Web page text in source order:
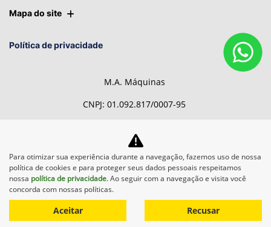
Mapa do site
Política de privacidade
M.A. Máquinas
CNPJ: 01.092.817/0007-95
Desacelere. Seu bem maior é
a vida.
Desenvolvido pela DEALERSPACE ® Direitos Reservados.
Para otimizar sua experiência durante a navegação, fazemos uso de nossa
política de cookies e para proteger seus dados pessoais respeitamos
nossa política de privacidade. Ao seguir com a navegação e visita você
concorda com nossas políticas.
Aceitar Recusar